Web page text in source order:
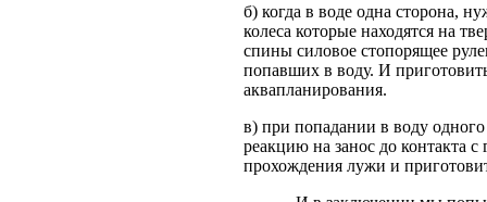
б) когда в воде одна сторона,
колеса которые находятся на
спины силовое стопорящее
попавших в воду. И
аквапланирования.
в) при попадании в воду
реакцию на занос до контакта
прохождения лужи и